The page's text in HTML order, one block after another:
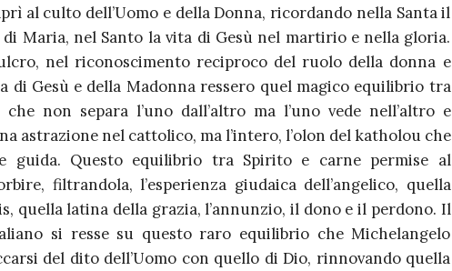
al culto dell’Uomo e della Donna, ricordando nella Santa il
di Maria, nel Santo la vita di Gesù nel martirio e nella gloria.
nel riconoscimento reciproco del ruolo della donna e
di Gesù e della Madonna ressero quel magico equilibrio tra
non separa l’uno dall’altro ma l’uno vede nell’altro e
astrazione nel cattolico, ma l’intero, l’olon del katholou che
guida. Questo equilibrio tra Spirito e carne permise al
filtrandola, l’esperienza giudaica dell’angelico, quella
quella latina della grazia, l’annunzio, il dono e il perdono. Il
si resse su questo raro equilibrio che Michelangelo
del dito dell’Uomo con quello di Dio, rinnovando quella